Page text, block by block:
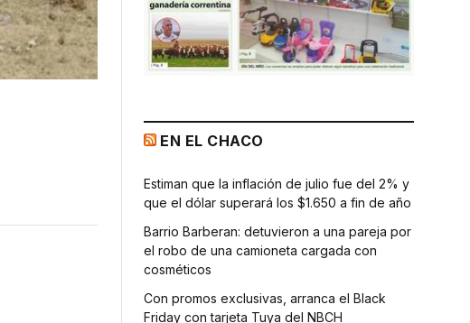
EN EL CHACO
Estiman que la inflación de julio fue del 2% y
que el dólar superará los $1.650 a fin de año
Barrio Barberan: detuvieron a una pareja por
el robo de una camioneta cargada con
cosméticos
Con promos exclusivas, arranca el Black
Friday con tarjeta Tuya del NBCH